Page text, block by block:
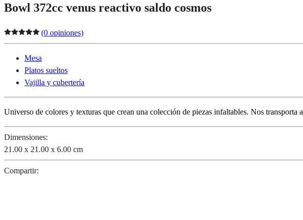
Bowl 372cc venus reactivo saldo cosmos
(0 opiniones)
Mesa
Platos sueltos
Vajilla y cubertería
Universo de colores y texturas que crean una colección de piezas infaltables. Nos
Dimensiones:
21.00 x 21.00 x 6.00 cm
Compartir: